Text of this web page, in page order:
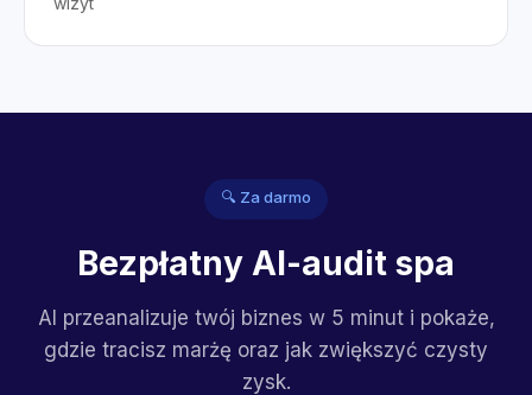
🔍 Za darmo
Bezpłatny AI-audit spa
AI przeanalizuje twój biznes w 5 minut i pokaże,
gdzie tracisz marżę oraz jak zwiększyć czysty
zysk.